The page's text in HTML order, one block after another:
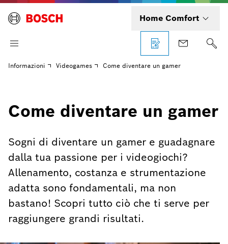
Home Comfort
Informazioni Videogames Come diventare un gamer
Come diventare un gamer
Sogni di diventare un gamer e guadagnare
dalla tua passione per i videogiochi?
Allenamento, costanza e strumentazione
adatta sono fondamentali, ma non
bastano! Scopri tutto ciò che ti serve per
raggiungere grandi risultati.